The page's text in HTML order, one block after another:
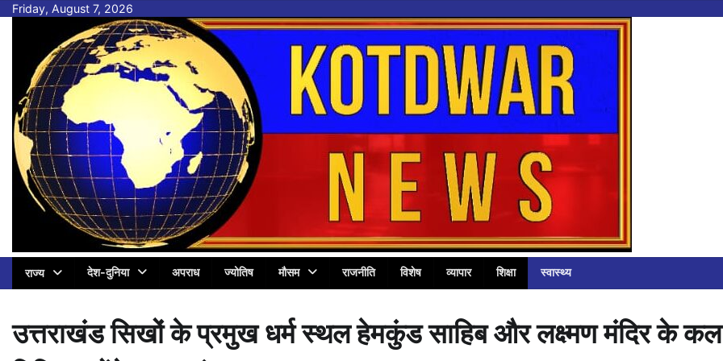
SkipFriday, August 7, 2026
राज्य देश-दुनिया अपराध ज्योतिष मौसम राजनीति विशेष व्यापार शिक्षा स्वास्थ्य
उत्तराखंड सिखों के प्रमुख धर्म स्थल हेमकुंड साहिब और लक्ष्मण मंदिर के कल